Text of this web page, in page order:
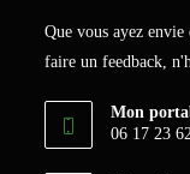
Que vous ayez
faire un feedback,
Mon
06 17 23